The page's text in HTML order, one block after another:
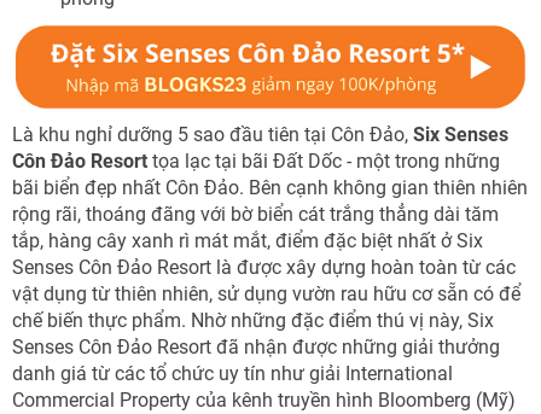
Là khu nghỉ dưỡng 5 sao đầu tiên tại Côn Đảo, Six Senses
Côn Đảo Resort tọa lạc tại bãi Đất Dốc - một trong những
bãi biển đẹp nhất Côn Đảo. Bên cạnh không gian thiên nhiên
rộng rãi, thoáng đãng với bờ biển cát trắng thẳng dài tăm
tắp, hàng cây xanh rì mát mắt, điểm đặc biệt nhất ở Six
Senses Côn Đảo Resort là được xây dựng hoàn toàn từ các
vật dụng từ thiên nhiên, sử dụng vườn rau hữu cơ sẵn có để
chế biến thực phẩm. Nhờ những đặc điểm thú vị này, Six
Senses Côn Đảo Resort đã nhận được những giải thưởng
danh giá từ các tổ chức uy tín như giải International
Commercial Property của kênh truyền hình Bloomberg (Mỹ)